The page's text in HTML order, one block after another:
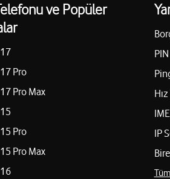
ve Popüler
Pro
Pro Max
Pro
Pro Max
IP